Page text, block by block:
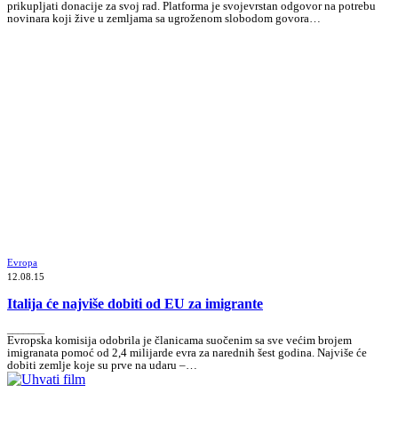
prikupljati donacije za svoj rad. Platforma je svojevrstan odgovor na potrebu
novinara koji žive u zemljama sa ugroženom slobodom govora…
Evropa
12.08.15
Italija će najviše dobiti od EU za imigrante
Evropska komisija odobrila je članicama suočenim sa sve većim brojem
imigranata pomoć od 2,4 milijarde evra za narednih šest godina. Najviše će
dobiti zemlje koje su prve na udaru –…